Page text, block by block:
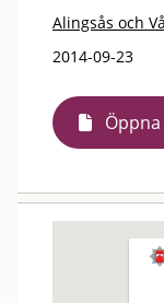
Alingsås och
2014-09-23